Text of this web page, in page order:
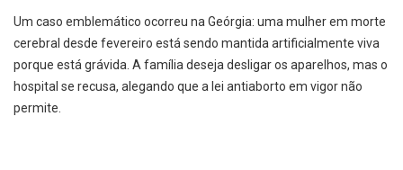
Um caso emblemático ocorreu na Geórgia: uma mulher em morte
cerebral desde fevereiro está sendo mantida artificialmente viva
porque está grávida. A família deseja desligar os aparelhos, mas o
hospital se recusa, alegando que a lei antiaborto em vigor não
permite.